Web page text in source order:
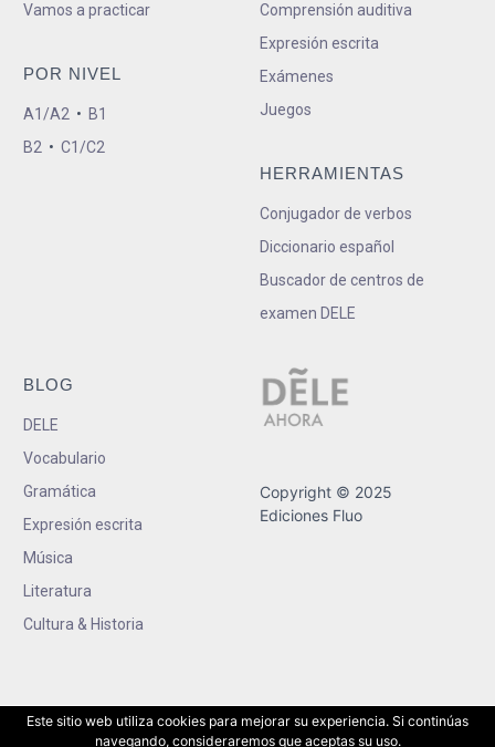
Vamos a practicar
POR NIVEL
A1/A2 • B1
B2 • C1/C2
Comprensión auditiva
Expresión escrita
Exámenes
Juegos
HERRAMIENTAS
Conjugador de verbos
Diccionario español
Buscador de centros de
examen DELE
BLOG
DELE
Vocabulario
Gramática
Expresión escrita
Música
Literatura
Cultura & Historia
Copyright © 2025
Ediciones Fluo
Este sitio web utiliza cookies para mejorar su experiencia. Si continúas
navegando, consideraremos que aceptas su uso.